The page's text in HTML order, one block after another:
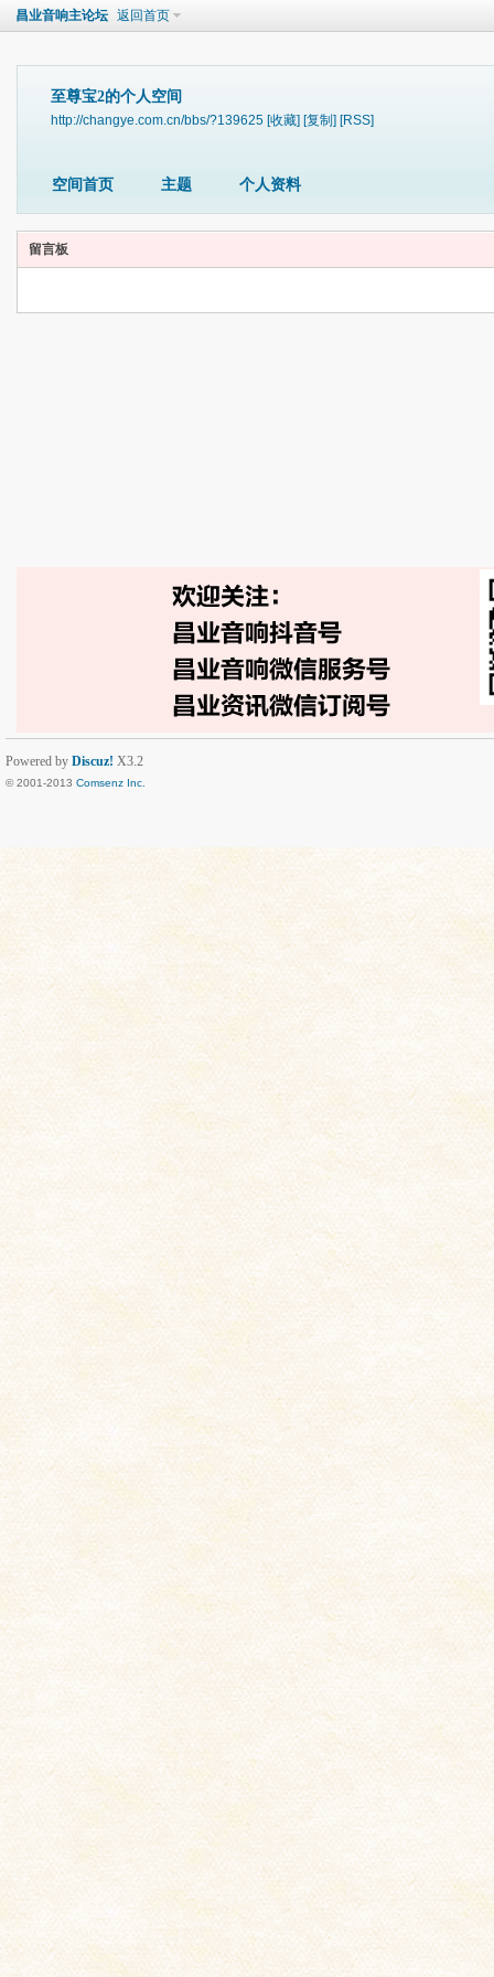
昌业音响主论坛 返回首页
至尊宝2的个人空间
http://changye.com.cn/bbs/?139625 [收藏] [复制] [RSS]
空间首页 主题 个人资料
留言板
Powered by Discuz! X3.2
© 2001-2013 Comsenz Inc.